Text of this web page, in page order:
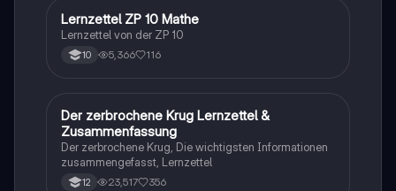
Mathe
Lernzettel ZP 10 Mathe
Lernzettel von der ZP 10
10 5,366 116
Deutsch
Der zerbrochene Krug Lernzettel &
Zusammenfassung
Der zerbrochene Krug, Die wichtigsten Informationen
zusammengefasst, Lernzettel
12 23,517 356